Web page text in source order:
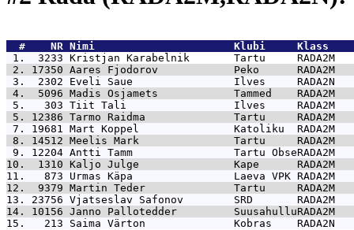
  #    NR
Nimi                      Klubi
1.  3233 Kristjan Karabelnik       Tartu     RADA2M
2. 17350 Aares Fjodorov            Peko      RADA2M
3.  2302 Eveli Saue                Ilves     RADA2N
4.  5096 Madis Osjamets            Tammed    RADA2M
5.   303 Tiit Tali                 Ilves     RADA2M
5. 12386 Tarmo Raidma              Tartu     RADA2M
7. 19681 Mart Koppel               Katoliku  RADA2M
8. 14512 Meelis Mark               Tartu     RADA2M
9. 12204 Antti Tamm                Tartu ObseRADA2M
10.  1310 Kaljo Julge               Kape      RADA2M
11.   873 Urmas Käpa                Laeva VPK RADA2M
12.  9379 Martin Teder              Tartu     RADA2M
13. 23756 Vjatseslav Safonov        SRD       RADA2M
14. 10156 Janno Pallotedder         SuusahulluRADA2M
15.   213 Saima Värton              Kobras    RADA2N